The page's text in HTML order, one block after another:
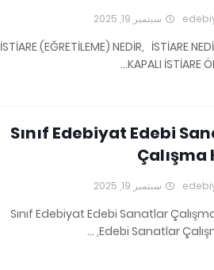
سبتمبر 19, 2025
İSTİARE (EĞRETİLEME) NEDİR, İSTİARE
KAPALI İSTİARE
9.Sınıf Edebiyat Edebi
Çalışma
سبتمبر 19, 2025
9.Sınıf Edebiyat Edebi Sanatlar
Edebi Sanatlar